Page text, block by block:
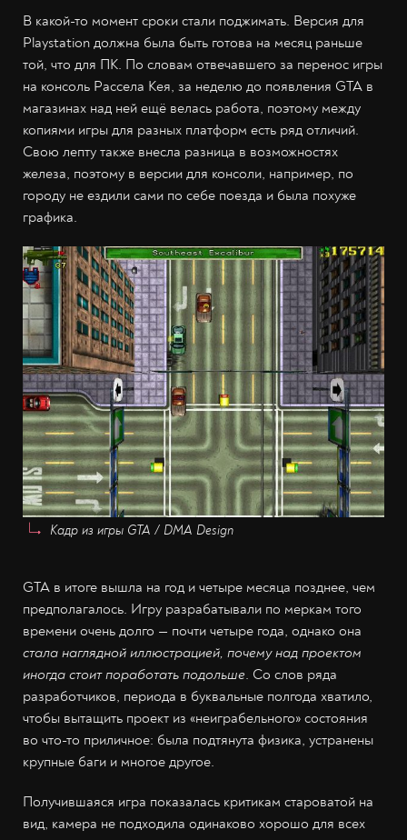
В какой-то момент сроки стали поджимать. Версия для
Playstation должна была быть готова на месяц раньше
той, что для ПК. По словам отвечавшего за перенос игры
на консоль Рассела Кея, за неделю до появления GTA в
магазинах над ней ещё велась работа, поэтому между
копиями игры для разных платформ есть ряд отличий.
Свою лепту также внесла разница в возможностях
железа, поэтому в версии для консоли, например, по
городу не ездили сами по себе поезда и была похуже
графика.
Кадр из игры GTA / DMA Design
GTA в итоге вышла на год и четыре месяца позднее, чем
предполагалось. Игру разрабатывали по меркам того
времени очень долго — почти четыре года, однако она
стала наглядной иллюстрацией, почему над проектом
иногда стоит поработать подольше. Со слов ряда
разработчиков, периода в буквальные полгода хватило,
чтобы вытащить проект из «неиграбельного» состояния
во что-то приличное: была подтянута физика, устранены
крупные баги и многое другое.
Получившаяся игра показалась критикам староватой на
вид, камера не подходила одинаково хорошо для всех